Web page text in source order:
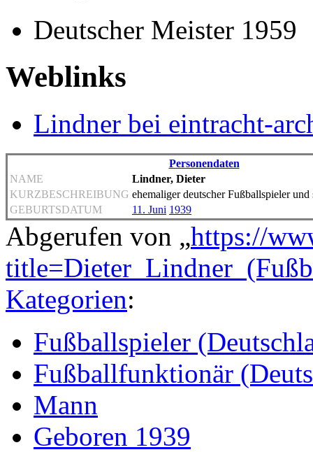
Deutscher Meister 1959
Weblinks
Lindner bei eintracht-
Personendaten
NAME
Lindner, Dieter
KURZBESCHREIBUNG ehemaliger deutscher Fußballspieler
GEBURTSDATUM
11. Juni 1939
Abgerufen von „https://
Kategorien:
Fußballspieler
Fußballfunktionär
Mann
Geboren 1939